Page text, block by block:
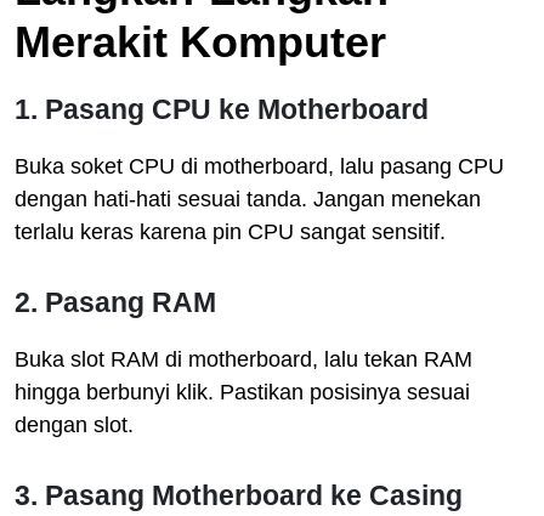
Merakit Komputer
1. Pasang CPU ke Motherboard
Buka soket CPU di motherboard, lalu pasang CPU
dengan hati-hati sesuai tanda. Jangan menekan
terlalu keras karena pin CPU sangat sensitif.
2. Pasang RAM
Buka slot RAM di motherboard, lalu tekan RAM
hingga berbunyi klik. Pastikan posisinya sesuai
dengan slot.
3. Pasang Motherboard ke Casing